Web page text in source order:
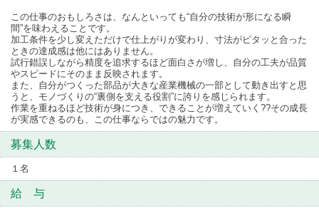
この仕事のおもしろさは、なんといっても“自分の技術が形になる瞬
間”を味わえることです。
加工条件を少し変えただけで仕上がりが変わり、寸法がピタッと合った
ときの達成感は他にはありません。
試行錯誤しながら精度を追求するほど面白さが増し、自分の工夫が品質
やスピードにそのまま反映されます。
また、自分がつくった部品が大きな産業機械の一部として動き出すと思
うと、モノづくりの“裏側を支える役割”に誇りを感じられます。
作業を重ねるほど技術が身につき、できることが増えていく??その成長
が実感できるのも、この仕事ならではの魅力です。
募集人数
１名
給 与